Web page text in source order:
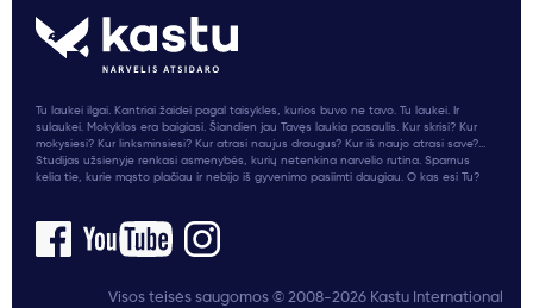
Tu laukei ilgai. Kantriai žaidei pagal taisykles, kurios buvo ne tavo. Tu laukei. Ir
sulaukei. Mokyklos era baigiasi. Šiandien jau Tavęs laukia pasaulis. Kur skrisi? Kur
mokysiesi? Kur linksminsiesi? Kur atrasi naujus draugus? Kur iš naujo atrasi save?...
Studijas užsienyje renkasi asmenybės, kurių netenkina narvelio rutina. Sparnus
kelia tie, kurie mąsto plačiau ir nebijo iš gyvenimo pasiimti daugiau. O kas esi Tu?
Visos teisės saugomos © 2008-2026 Kastu International